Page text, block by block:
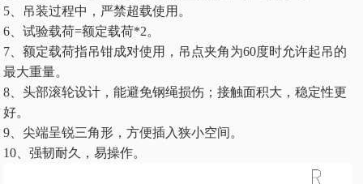
5、吊装过程中，严禁超载使用。
6、试验载荷=额定载荷*2。
7、额定载荷指吊钳成对使用，吊点夹角为60度时允许起吊的
最大重量。
8、头部滚轮设计，能避免钢绳损伤；接触面积大，稳定性更
好。
9、尖端呈锐三角形，方便插入狭小空间。
10、强韧耐久，易操作。